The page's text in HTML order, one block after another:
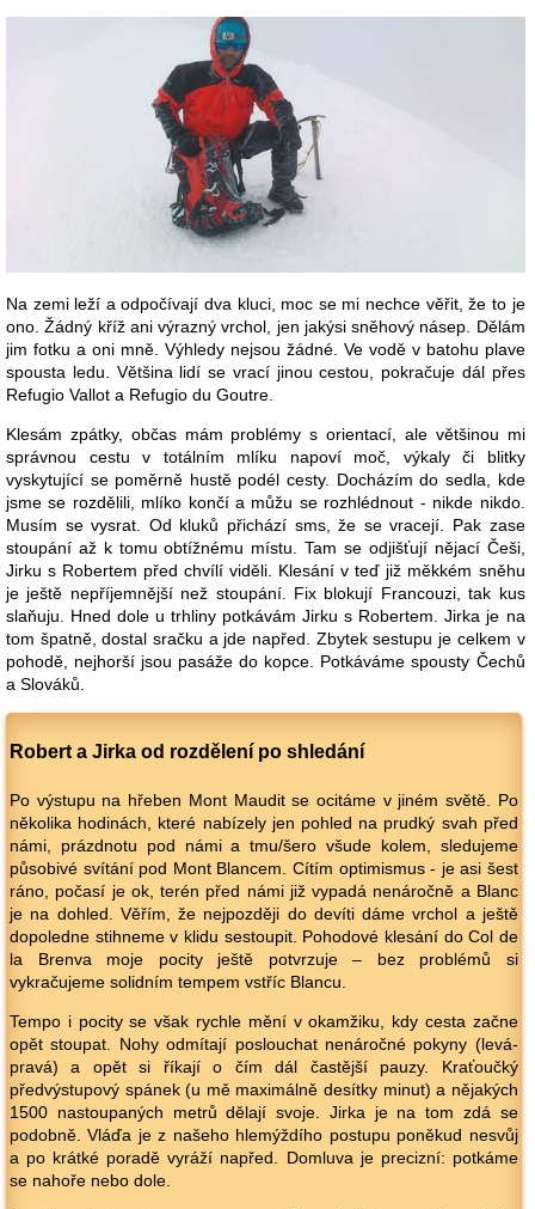
Na zemi leží a odpočívají dva kluci, moc se mi nechce věřit, že to je
ono. Žádný kříž ani výrazný vrchol, jen jakýsi sněhový násep. Dělám
jim fotku a oni mně. Výhledy nejsou žádné. Ve vodě v batohu plave
spousta ledu. Většina lidí se vrací jinou cestou, pokračuje dál přes
Refugio Vallot a Refugio du Goutre.
Klesám zpátky, občas mám problémy s orientací, ale většinou mi
správnou cestu v totálním mlíku napoví moč, výkaly či blitky
vyskytující se poměrně hustě podél cesty. Docházím do sedla, kde
jsme se rozdělili, mlíko končí a můžu se rozhlédnout - nikde nikdo.
Musím se vysrat. Od kluků přichází sms, že se vracejí. Pak zase
stoupání až k tomu obtížnému místu. Tam se odjišťují nějací Češi,
Jirku s Robertem před chvílí viděli. Klesání v teď již měkkém sněhu
je ještě nepříjemnější než stoupání. Fix blokují Francouzi, tak kus
slaňuju. Hned dole u trhliny potkávám Jirku s Robertem. Jirka je na
tom špatně, dostal sračku a jde napřed. Zbytek sestupu je celkem v
pohodě, nejhorší jsou pasáže do kopce. Potkáváme spousty Čechů
a Slováků.
Robert a Jirka od rozdělení po shledání
Po výstupu na hřeben Mont Maudit se ocitáme v jiném světě. Po
několika hodinách, které nabízely jen pohled na prudký svah před
námi, prázdnotu pod námi a tmu/šero všude kolem, sledujeme
působivé svítání pod Mont Blancem. Cítím optimismus - je asi šest
ráno, počasí je ok, terén před námi již vypadá nenáročně a Blanc
je na dohled. Věřím, že nejpozději do devíti dáme vrchol a ještě
dopoledne stihneme v klidu sestoupit. Pohodové klesání do Col de
la Brenva moje pocity ještě potvrzuje – bez problémů si
vykračujeme solidním tempem vstříc Blancu.
Tempo i pocity se však rychle mění v okamžiku, kdy cesta začne
opět stoupat. Nohy odmítají poslouchat nenáročné pokyny (levá-
pravá) a opět si říkají o čím dál častější pauzy. Kraťoučký
předvýstupový spánek (u mě maximálně desítky minut) a nějakých
1500 nastoupaných metrů dělají svoje. Jirka je na tom zdá se
podobně. Vláďa je z našeho hlemýždího postupu poněkud nesvůj
a po krátké poradě vyráží napřed. Domluva je precizní: potkáme
se nahoře nebo dole.